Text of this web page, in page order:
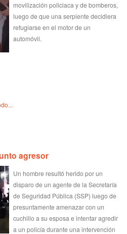
movilización policiaca y de bomberos,
luego de que una serpiente decidiera
refugiarse en el motor de un
automóvil.
agresor
Un hombre resultó herido por un
disparo de un agente de la Secretaría
de Seguridad Pública (SSP) luego de
presuntamente amenazar con un
cuchillo a su esposa e intentar agredir
a un policía durante una intervención